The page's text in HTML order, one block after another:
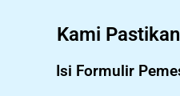
Kami
Isi Formulir